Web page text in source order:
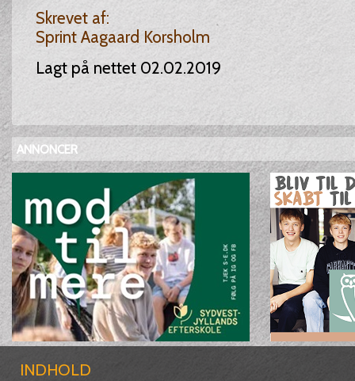
Skrevet af:
Sprint Aagaard Korsholm
Lagt på nettet 02.02.2019
ANNONCER
INDHOLD